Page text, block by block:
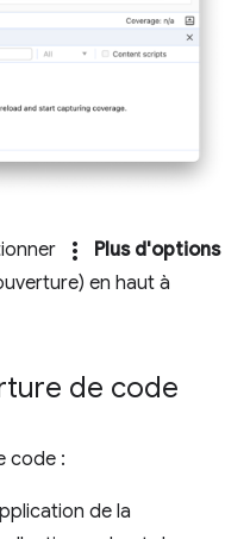
more_vert
Plus d'options
en haut à
de code
code :
de la